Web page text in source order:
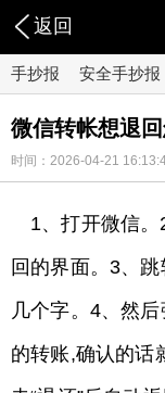
返回
手抄报 安全手抄报
微信转帐想退
时间：2026-04-21
1、打开微信
回的界面。3、跳
几个字。4、然
的转账,确认的话